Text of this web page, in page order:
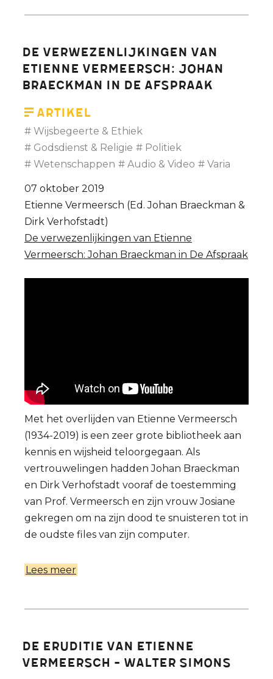
De verwezenlijkingen van
Etienne Vermeersch: Johan
Braeckman in De Afspraak
Artikel
Wijsbegeerte & Ethiek
Godsdienst & Religie
Politiek
Wetenschappen
Audio & Video Varia
07 oktober 2019
Etienne Vermeersch (Ed. Johan Braeckman &
Dirk Verhofstadt)
De verwezenlijkingen van Etienne
Vermeersch: Johan Braeckman in De Afspraak
Met het overlijden van Etienne Vermeersch
(1934-2019) is een zeer grote bibliotheek aan
kennis en wijsheid teloorgegaan. Als
vertrouwelingen hadden Johan Braeckman
en Dirk Verhofstadt vooraf de toestemming
van Prof. Vermeersch en zijn vrouw Josiane
gekregen om na zijn dood te snuisteren tot in
de oudste files van zijn computer.
Lees meer
Vermeersch:
Johan
De eruditie van Etienne
Vermeersch - Walter Simons